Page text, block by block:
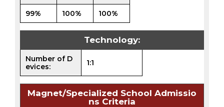
99% 100% 100%
Technology:
Number of D
evices:
1:1
Magnet/Specialized School Admissio
ns Criteria